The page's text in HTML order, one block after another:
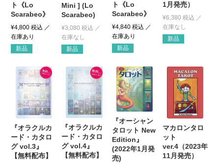
ト《Lo
Scarabeo》
¥4,800 税込
新品
Mini ] (Lo
Scarabeo)
¥3,080 税込
新品
ト《Lo
Scarabeo》
¥4,840 税込
新品
1月発売）
¥6,380 税込
新品
『オラクルカ
ード・カタロ
グ vol.3』
【無料配布】
『オラクルカ
ード・カタロ
グ vol.4』
【無料配布】
『オーシャン
タロット New
Edition』
(2022年1月発
売)
マカロンタロ
ット
ver.4（2023年
11月発売）